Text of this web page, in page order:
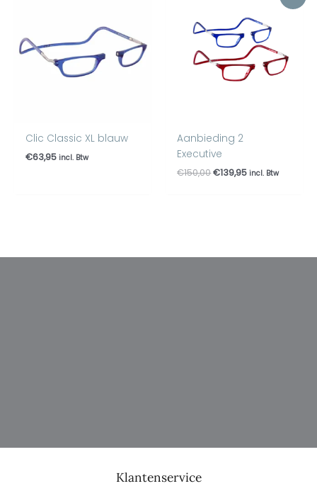
Clic Classic XL blauw
€63,95 incl. Btw
Aanbieding 2
Executive
€150,00
€150,00.
€139,95
€139,95.
incl. Btw
Klantenservice